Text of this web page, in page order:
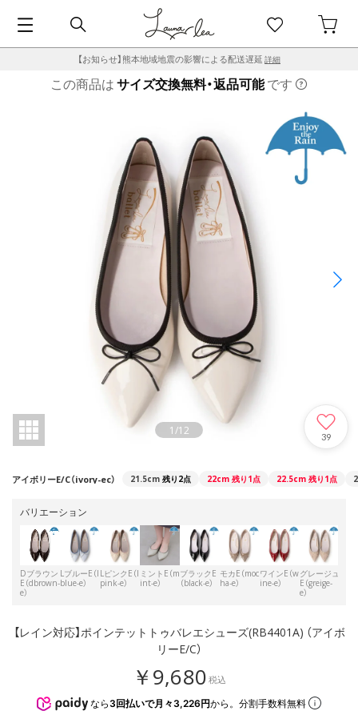
【お知らせ】熊本地域地震の影響による配送遅延 詳細
この商品はサイズ交換無料・返品可能です
1/12 39
アイボリーE/C（ivory-ec） 21.5cm 残り2点 22cm 残り1点 22.5cm 残り1点
バリエーション
Dブラウン
E（dbrown-
e）
LブルーE（l
blue-e）
LピンクE（l
pink-e）
ミントE（m
int-e）
ブラックE
（black-e）
モカE（moc
ha-e）
ワインE（w
ine-e）
グレージュ
E（greige-
e）
【レイン対応】ポインテットトゥバレエシューズ(RB4401A) （アイボ
リーE/C）
￥9,680税込
なら 3回払いで月々3,226円から。分割手数料無料